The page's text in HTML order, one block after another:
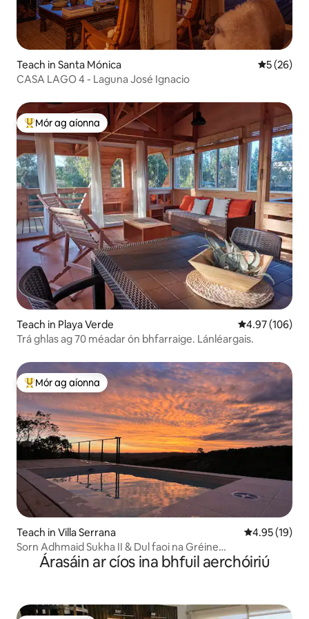
Teach in Santa Mónica
5 (26)
CASA LAGO 4 - Laguna José Ignacio
An-mhór ag aíonna
Mór ag aíonna
Teach in Playa Verde Meánrátáil
4.97 (106)
Trá ghlas ag 70 méadar ón bhfarraige. Lánléargais.
An-mhór ag aíonna
Mór ag aíonna
Teach in Villa Serrana Meánrátáil
4.95 (19)
Sorn Adhmaid Sukha II & Dul faoi na Gréine
Dodhearmadta
Árasáin ar cíos ina bhfuil aerchóiriú